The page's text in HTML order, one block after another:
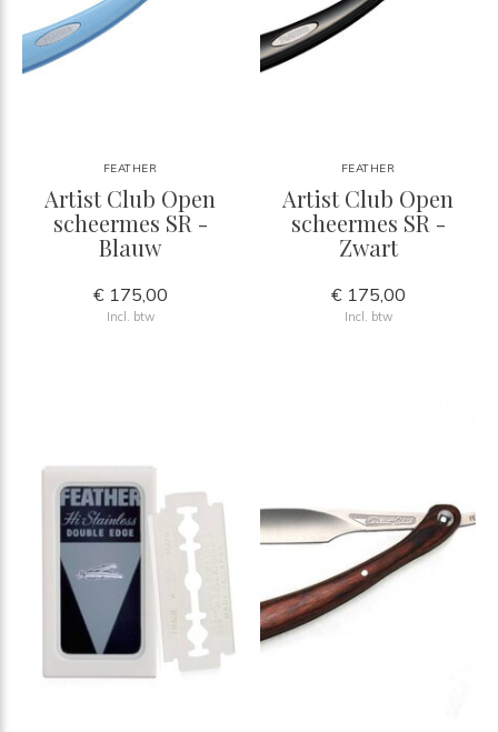
FEATHER
Artist Club Open
scheermes SR -
Blauw
€ 175,00
Incl. btw
FEATHER
Artist Club Open
scheermes SR -
Zwart
€ 175,00
Incl. btw